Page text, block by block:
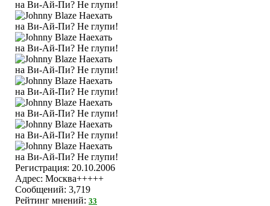
Регистрация: 20.10.2006
Адрес: Москва+++++
Сообщений: 3,719
Рейтинг мнений: 33